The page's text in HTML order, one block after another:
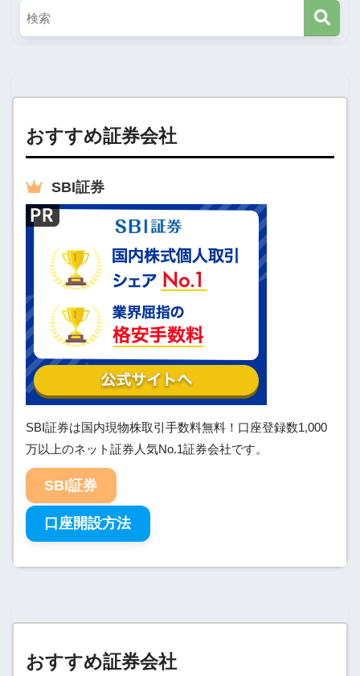
おすすめ証券会社
SBI証券
SBI証券は国内現物株取引手数料無料！口座登録数1,000
万以上のネット証券人気No.1証券会社です。
SBI証券
口座開設方法
おすすめ証券会社